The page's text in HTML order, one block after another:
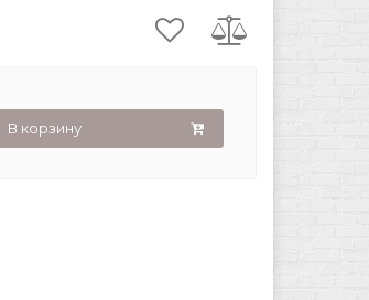
В корзину